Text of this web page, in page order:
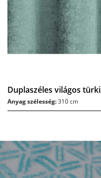
Duplaszéles világos
Anyag szélesség:310 cm